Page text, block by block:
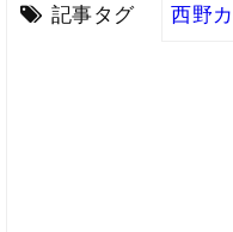
記事タグ 西野